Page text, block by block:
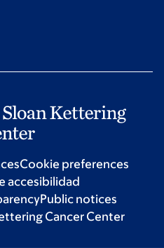
Cookie preferences
accesibilidad
Public notices
Cancer Center